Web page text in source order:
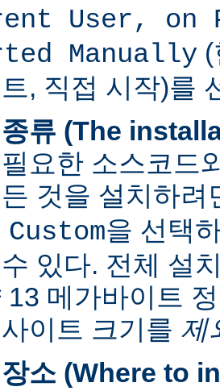
User, on
Manually
, 직접 시작)를
류 (The
요한 소스코드
것을 설치하
Custom을 선택
있다. 전체 설
13 메가바이트
이트 크기를 제
소 (Where to